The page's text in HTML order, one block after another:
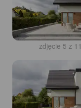
zdjęcie 5 z 11